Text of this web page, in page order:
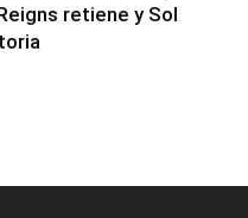
retiene y Sol